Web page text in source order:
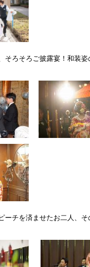
そろそろご披露宴！和装
ーチを済ませたお二人、